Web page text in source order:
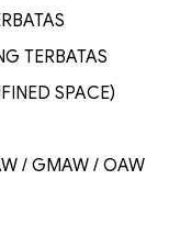
TERBATAS
SPACE)
/ GMAW / OAW